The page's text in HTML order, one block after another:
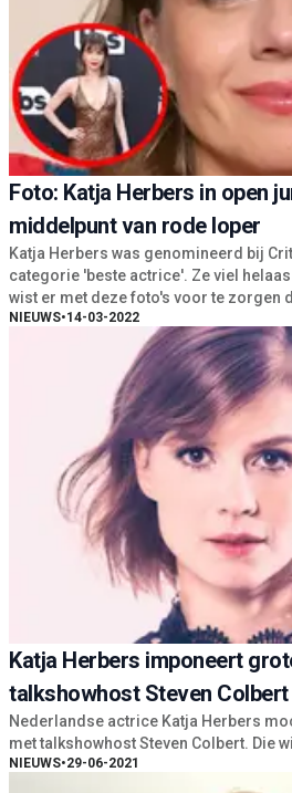
Foto: Katja Herbers in open
middelpunt van rode loper
Katja Herbers was genomineerd bij
categorie 'beste actrice'. Ze viel
wist er met deze foto's voor te zorgen
NIEUWS•14-03-2022
Katja Herbers imponeert
talkshowhost Steven Colbert
Nederlandse actrice Katja Herbers
met talkshowhost Steven Colbert. Die
NIEUWS•29-06-2021